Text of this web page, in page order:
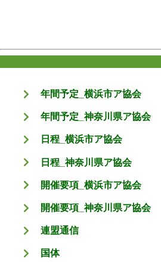
年間予定_横浜市ア協会
年間予定_神奈川県ア協会
日程_横浜市ア協会
日程_神奈川県ア協会
開催要項_横浜市ア協会
開催要項_神奈川県ア協会
連盟通信
国体